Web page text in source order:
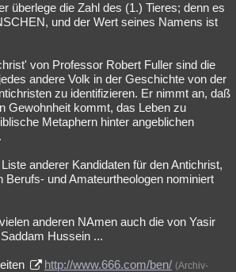
überlege die Zahl des (1.) Tieres; denn es
und der Wert seines Namens ist
von Professor Robert Fuller sind die
andere Volk in der Geschichte von der
zu identifizieren. Er nimmt an, daß
Gewohnheit kommt, das Leben zu
Metaphern hinter angeblichen
anderer Kandidaten für den Antichrist,
Berufs- und Amateurtheologen nominiert
anderen NAmen auch die von Yasir
Hussein ...
http://www.666.com/ben/ (Archiv-